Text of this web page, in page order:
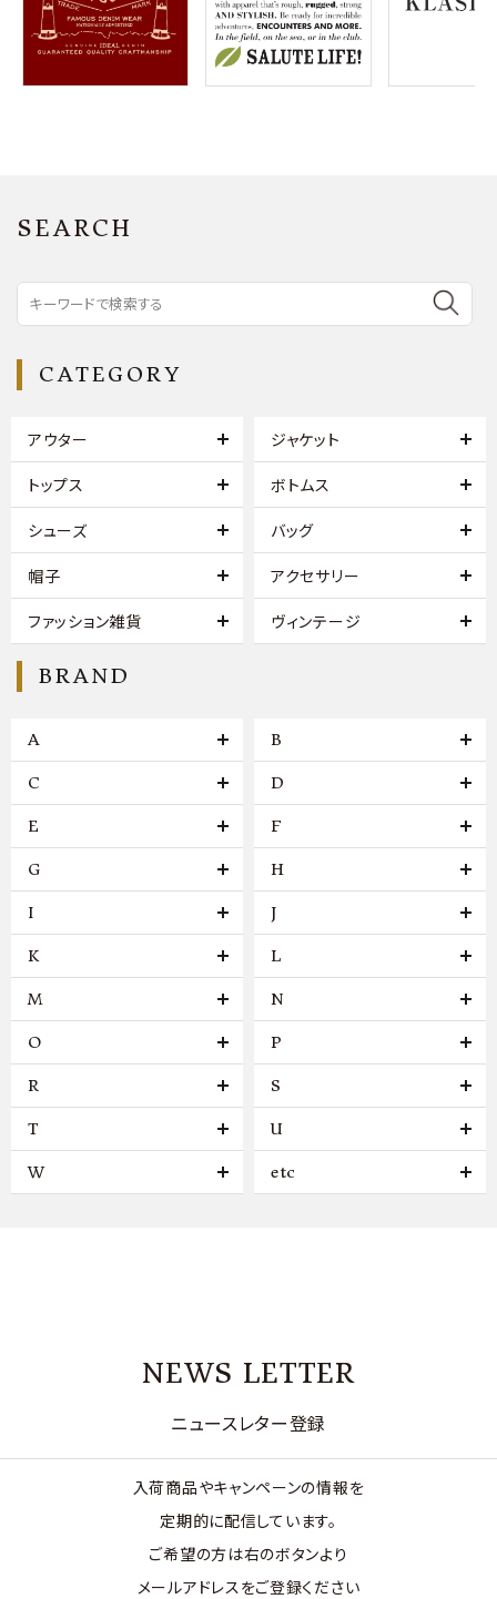
meeting_room ログイン 会員登録
SEARCH
CATEGORY
アウター ジャケット
トップス ボトムス
シューズ バッグ
帽子 アクセサリー
ファッション雑貨 ヴィンテージ
BRAND
A B
C D
E F
G H
I J
K L
M N
O P
R S
T U
W etc
NEWS LETTER
ニュースレター登録
入荷商品やキャンペーンの情報を
定期的に配信しています。
ご希望の方は右のボタンより
メールアドレスをご登録ください